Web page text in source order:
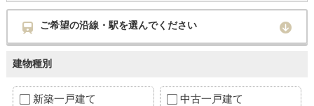
ご希望の沿線・駅を選んでください
建物種別
新築一戸建て 中古一戸建て